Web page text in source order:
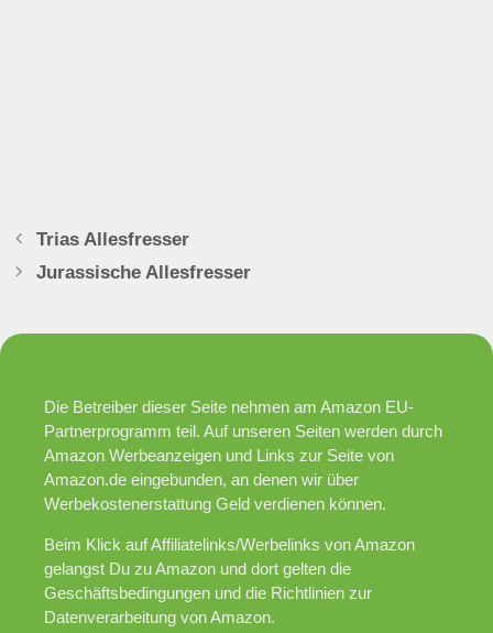
Trias Allesfresser
Jurassische Allesfresser
Die Betreiber dieser Seite nehmen am Amazon EU-
Partnerprogramm teil. Auf unseren Seiten werden durch
Amazon Werbeanzeigen und Links zur Seite von
Amazon.de eingebunden, an denen wir über
Werbekostenerstattung Geld verdienen können.
Beim Klick auf Affiliatelinks/Werbelinks von Amazon
gelangst Du zu Amazon und dort gelten die
Geschäftsbedingungen und die Richtlinien zur
Datenverarbeitung von Amazon.